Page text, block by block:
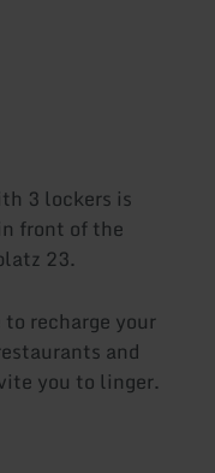
3 lockers is
front of the
23.
recharge your
and
you to linger.